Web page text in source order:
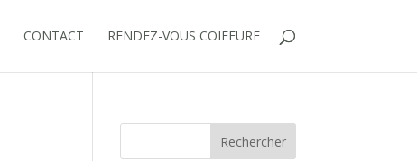
CONTACT RENDEZ-VOUS COIFFURE